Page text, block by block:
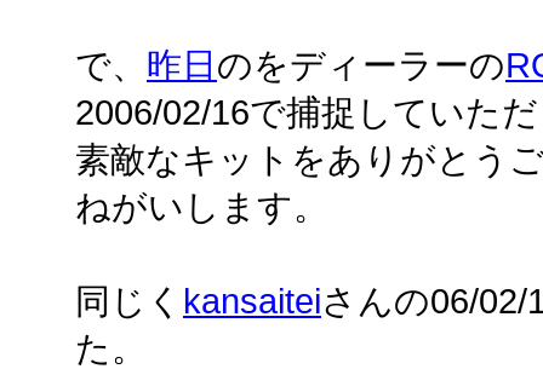
で、 昨日 のをディーラーの
2006/02/16で捕捉していた
素敵なキットをありがとう
ねがいします。
同じく kansaiteiさんの06/02/
た。